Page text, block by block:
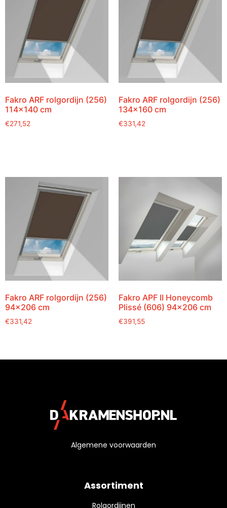
Fakro ARF rolgordijn (256)
114×140 cm
€271,52
Fakro ARF rolgordijn (256)
134×160 cm
€331,42
Fakro ARF rolgordijn (256)
94×206 cm
€331,42
Fakro APF II Honeycomb
Plissé (606) 94×206 cm
€391,55
Algemene voorwaarden
Assortiment
Rolgordijnen